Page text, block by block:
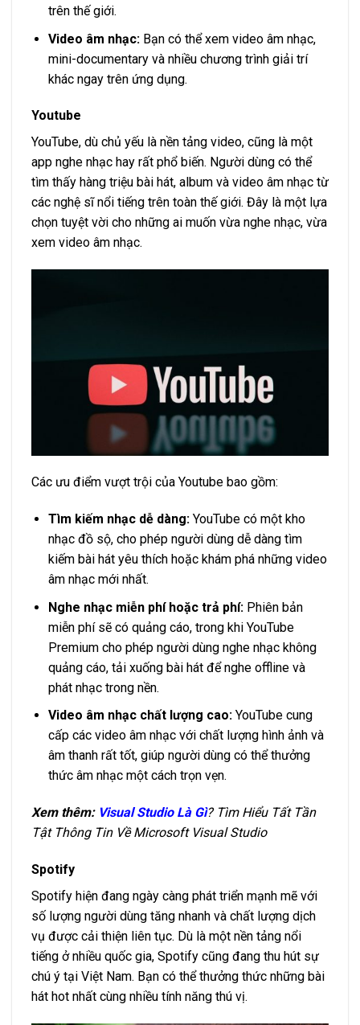
trên thế giới.
Video âm nhạc:Bạn có thể xem video âm nhạc,
mini-documentary và nhiều chương trình giải trí
khác ngay trên ứng dụng.
Youtube
YouTube, dù chủ yếu là nền tảng video, cũng là một
app nghe nhạc hay rất phổ biến. Người dùng có thể
tìm thấy hàng triệu bài hát, album và video âm nhạc từ
các nghệ sĩ nổi tiếng trên toàn thế giới. Đây là một lựa
chọn tuyệt vời cho những ai muốn vừa nghe nhạc, vừa
xem video âm nhạc.
Các ưu điểm vượt trội của Youtube bao gồm:
Tìm kiếm nhạc dễ dàng:YouTube có một kho
nhạc đồ sộ, cho phép người dùng dễ dàng tìm
kiếm bài hát yêu thích hoặc khám phá những video
âm nhạc mới nhất.
Nghe nhạc miễn phí hoặc trả phí:Phiên bản
miễn phí sẽ có quảng cáo, trong khi YouTube
Premium cho phép người dùng nghe nhạc không
quảng cáo, tải xuống bài hát để nghe offline và
phát nhạc trong nền.
Video âm nhạc chất lượng cao:YouTube cung
cấp các video âm nhạc với chất lượng hình ảnh và
âm thanh rất tốt, giúp người dùng có thể thưởng
thức âm nhạc một cách trọn vẹn.
Xem thêm: Visual Studio Là Gì? Tìm Hiểu Tất Tần
Tật Thông Tin Về Microsoft Visual Studio
Spotify
Spotify hiện đang ngày càng phát triển mạnh mẽ với
số lượng người dùng tăng nhanh và chất lượng dịch
vụ được cải thiện liên tục. Dù là một nền tảng nổi
tiếng ở nhiều quốc gia, Spotify cũng đang thu hút sự
chú ý tại Việt Nam. Bạn có thể thưởng thức những bài
hát hot nhất cùng nhiều tính năng thú vị.